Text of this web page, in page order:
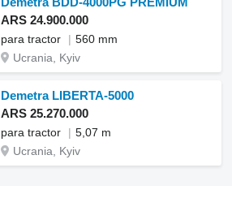
ARS 24.900.000
para tractor
560 mm
Ucrania, Kyiv
Demetra LIBERTA-5000
ARS 25.270.000
para tractor
5,07 m
Ucrania, Kyiv